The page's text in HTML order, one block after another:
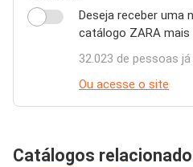
Deseja receber uma
catálogo ZARA
32.023 de pessoas
Ou acesse o site
Catálogos